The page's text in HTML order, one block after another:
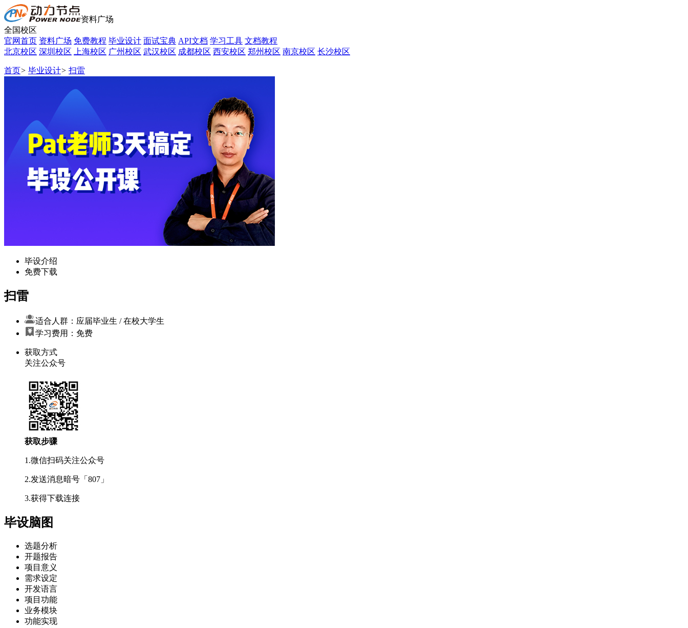
资料广场
全国校区
官网首页 资料广场 免费教程 毕业设计 面试宝典 API文档 学习工具 文档教程
北京校区 深圳校区 上海校区 广州校区 武汉校区 成都校区 西安校区 郑州校区 南京校区 长沙校区
首页> 毕业设计> 扫雷
毕设介绍
免费下载
扫雷
适合人群：应届毕业生 / 在校大学生
学习费用：免费
获取方式
关注公众号
获取步骤
1.微信扫码关注公众号
2.发送消息暗号「807」
3.获得下载连接
毕设脑图
选题分析
开题报告
项目意义
需求设定
开发语言
项目功能
业务模块
功能实现